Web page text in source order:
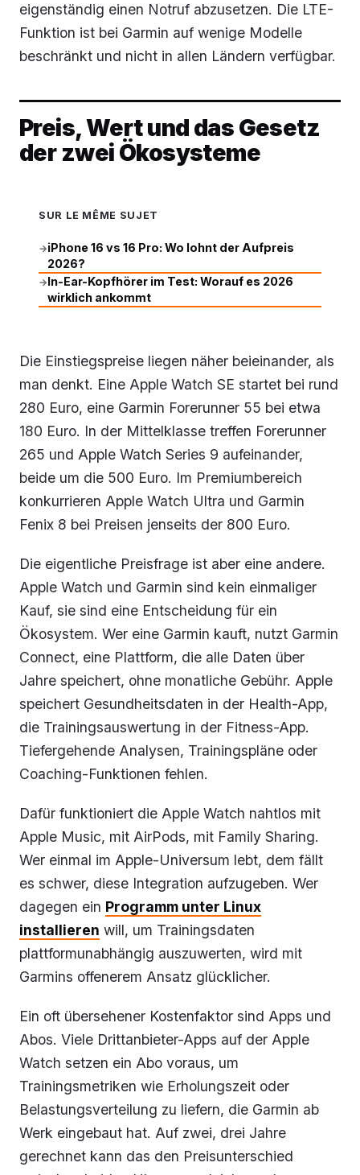
eigenständig einen Notruf abzusetzen. Die LTE-
Funktion ist bei Garmin auf wenige Modelle
beschränkt und nicht in allen Ländern verfügbar.
Preis, Wert und das Gesetz
der zwei Ökosysteme
SUR LE MÊME SUJET
→iPhone 16 vs 16 Pro: Wo lohnt der Aufpreis
2026?
→In-Ear-Kopfhörer im Test: Worauf es 2026
wirklich ankommt
Die Einstiegspreise liegen näher beieinander, als
man denkt. Eine Apple Watch SE startet bei rund
280 Euro, eine Garmin Forerunner 55 bei etwa
180 Euro. In der Mittelklasse treffen Forerunner
265 und Apple Watch Series 9 aufeinander,
beide um die 500 Euro. Im Premiumbereich
konkurrieren Apple Watch Ultra und Garmin
Fenix 8 bei Preisen jenseits der 800 Euro.
Die eigentliche Preisfrage ist aber eine andere.
Apple Watch und Garmin sind kein einmaliger
Kauf, sie sind eine Entscheidung für ein
Ökosystem. Wer eine Garmin kauft, nutzt Garmin
Connect, eine Plattform, die alle Daten über
Jahre speichert, ohne monatliche Gebühr. Apple
speichert Gesundheitsdaten in der Health-App,
die Trainingsauswertung in der Fitness-App.
Tiefergehende Analysen, Trainingspläne oder
Coaching-Funktionen fehlen.
Dafür funktioniert die Apple Watch nahtlos mit
Apple Music, mit AirPods, mit Family Sharing.
Wer einmal im Apple-Universum lebt, dem fällt
es schwer, diese Integration aufzugeben. Wer
dagegen ein Programm unter Linux
installieren will, um Trainingsdaten
plattformunabhängig auszuwerten, wird mit
Garmins offenerem Ansatz glücklicher.
Ein oft übersehener Kostenfaktor sind Apps und
Abos. Viele Drittanbieter-Apps auf der Apple
Watch setzen ein Abo voraus, um
Trainingsmetriken wie Erholungszeit oder
Belastungsverteilung zu liefern, die Garmin ab
Werk eingebaut hat. Auf zwei, drei Jahre
gerechnet kann das den Preisunterschied